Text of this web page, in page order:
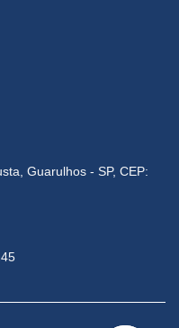
Guarulhos - SP, CEP: